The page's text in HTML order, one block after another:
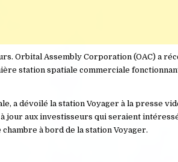
Orbital Assembly Corporation (OAC) a
station spatiale commerciale
a dévoilé la station Voyager à la presse
jour aux investisseurs qui seraient
à bord de la station Voyager.